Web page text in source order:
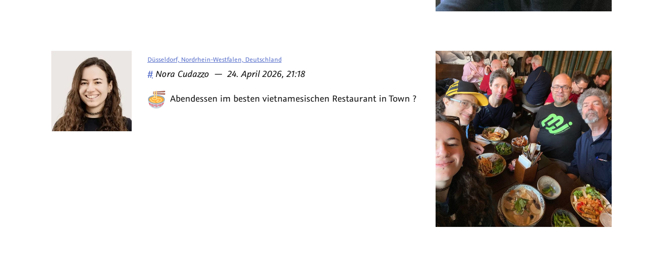
Abendessen im besten vietnamesischen Restaurant in Town ?
Düsseldorf, Nordrhein-Westfalen, Deutschland
# Veröffentlicht
von
Nora Cudazzo — am
24. April 2026, 21:18